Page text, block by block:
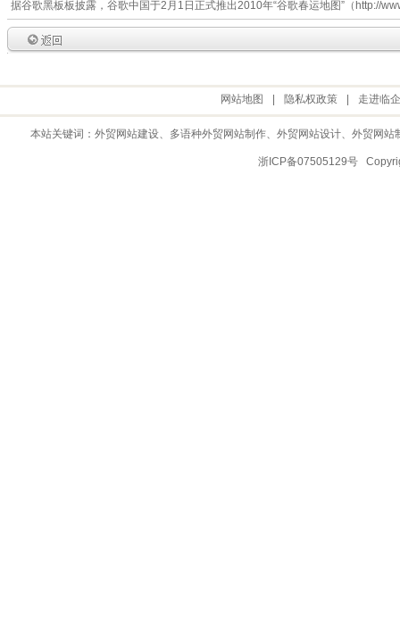
据谷歌黑板板披露，谷歌中国于2月1日正式推出2010年“谷歌春运地图”（http://
网站地图 隐私权政策 走进临企
本站关键词： 外贸网站建设、多语种外贸网站制作、 外贸网站设计、 外贸网站
浙ICP备07505129号